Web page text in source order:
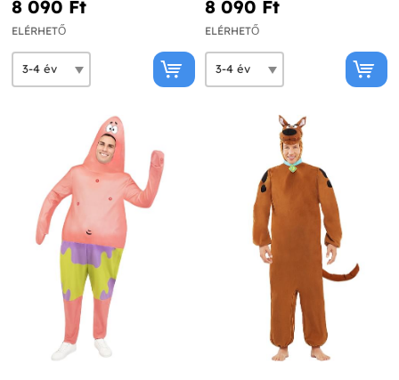
8 090 Ft‎
ELÉRHETŐ
8 090 Ft‎
ELÉRHETŐ